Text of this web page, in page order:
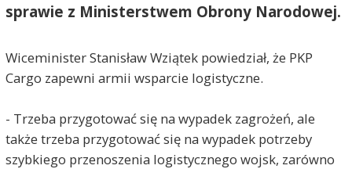
sprawie z Ministerstwem Obrony Narodowej.
Wiceminister Stanisław Wziątek powiedział, że PKP
Cargo zapewni armii wsparcie logistyczne.
- Trzeba przygotować się na wypadek zagrożeń, ale
także trzeba przygotować się na wypadek potrzeby
szybkiego przenoszenia logistycznego wojsk, zarówno